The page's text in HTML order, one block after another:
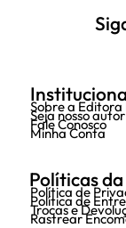
Sobre a Editora
Seja nosso autor
Fale Conosco
Minha Conta
Políticas
Política de
Política de
Trocas e
Rastrear